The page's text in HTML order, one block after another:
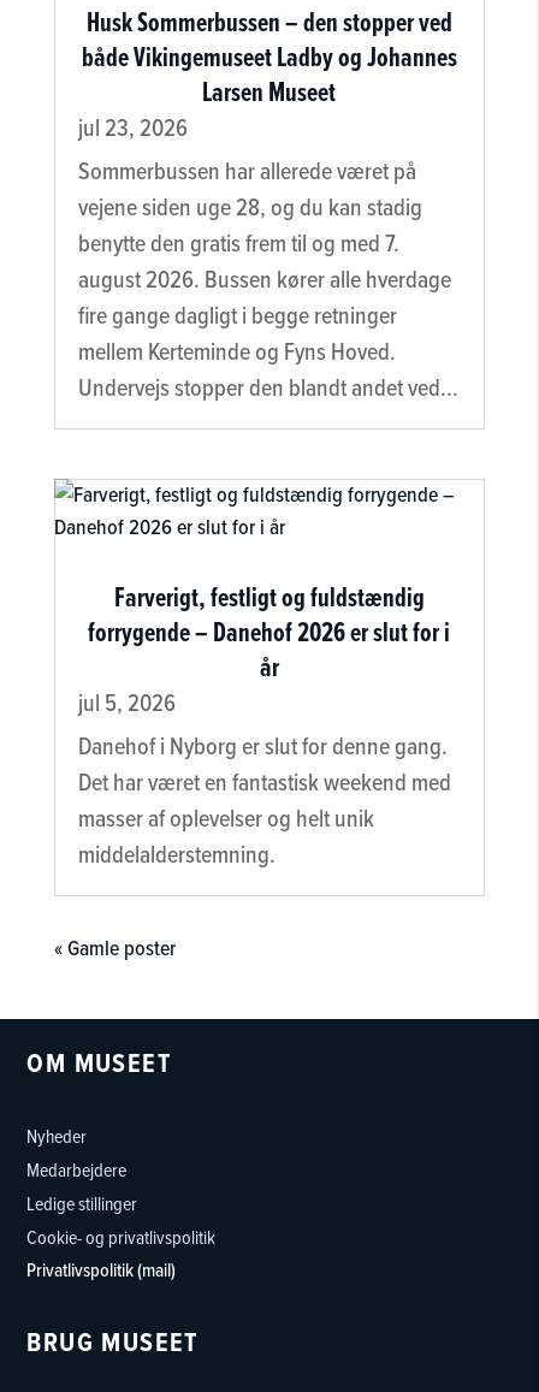
Husk Sommerbussen – den stopper ved
både Vikingemuseet Ladby og Johannes
Larsen Museet
jul 23, 2026
Sommerbussen har allerede været på
vejene siden uge 28, og du kan stadig
benytte den gratis frem til og med 7.
august 2026. Bussen kører alle hverdage
fire gange dagligt i begge retninger
mellem Kerteminde og Fyns Hoved.
Undervejs stopper den blandt andet ved...
Farverigt, festligt og fuldstændig
forrygende – Danehof 2026 er slut for i
år
jul 5, 2026
Danehof i Nyborg er slut for denne gang.
Det har været en fantastisk weekend med
masser af oplevelser og helt unik
middelalderstemning.
« Gamle poster
OM MUSEET
Nyheder
Medarbejdere
Ledige stillinger
Cookie- og privatlivspolitik
Privatlivspolitik (mail)
BRUG MUSEET